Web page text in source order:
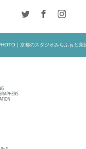
｜京都のスタジオみちふぉと茶